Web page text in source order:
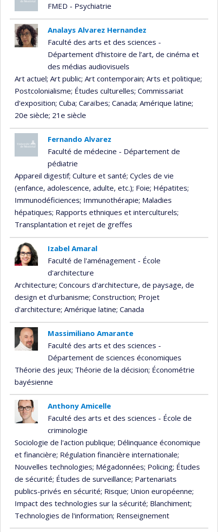
FMED - Psychiatrie
Analays Alvarez Hernandez
Faculté des arts et des sciences -
Département d’histoire de l’art, de cinéma et
des médias audiovisuels
Art actuel; Art public; Art contemporain; Arts et politique;
Postcolonialisme; Études culturelles; Commissariat
d'exposition; Cuba; Caraïbes; Canada; Amérique latine;
20e siècle; 21e siècle
Fernando Alvarez
Faculté de médecine - Département de
pédiatrie
Appareil digestif; Culture et santé; Cycles de vie
(enfance, adolescence, adulte, etc.); Foie; Hépatites;
Immunodéficiences; Immunothérapie; Maladies
hépatiques; Rapports ethniques et interculturels;
Transplantation et rejet de greffes
Izabel Amaral
Faculté de l'aménagement - École
d'architecture
Architecture; Concours d'architecture, de paysage, de
design et d'urbanisme; Construction; Projet
d'architecture; Amérique latine; Canada
Massimiliano Amarante
Faculté des arts et des sciences -
Département de sciences économiques
Théorie des jeux; Théorie de la décision; Économétrie
bayésienne
Anthony Amicelle
Faculté des arts et des sciences - École de
criminologie
Sociologie de l'action publique; Délinquance économique
et financière; Régulation financière internationale;
Nouvelles technologies; Mégadonnées; Policing; Études
de sécurité; Études de surveillance; Partenariats
publics-privés en sécurité; Risque; Union européenne;
Impact des technologies sur la sécurité; Blanchiment;
Technologies de l'information; Renseignement